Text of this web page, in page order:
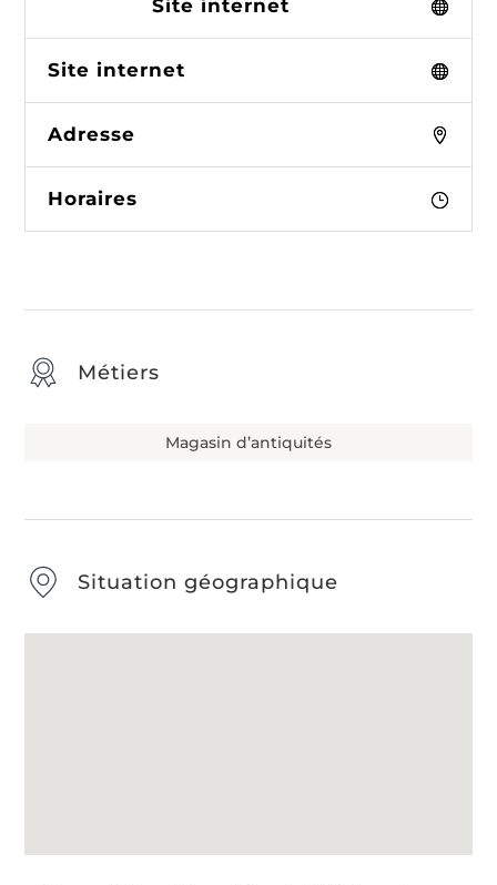
Site internet
Site internet
Adresse
Horaires
Métiers
Magasin d’antiquités
Situation géographique